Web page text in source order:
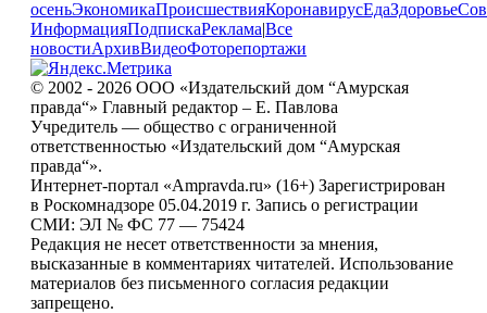
осеньЭкономикаПроисшествияКоронавирусЕдаЗдоровье
ИнформацияПодпискаРеклама|Все
новостиАрхивВидеоФоторепортажи
© 2002 - 2026 ООО «Издательский дом “Амурская
правда“» Главный редактор – Е. Павлова
Учредитель — общество с ограниченной
ответственностью «Издательский дом “Амурская
правда“».
Интернет-портал «Ampravda.ru» (16+) Зарегистрирован
в Роскомнадзоре 05.04.2019 г. Запись о регистрации
СМИ: ЭЛ № ФС 77 — 75424
Редакция не несет ответственности за мнения,
высказанные в комментариях читателей. Использование
материалов без письменного согласия редакции
запрещено.